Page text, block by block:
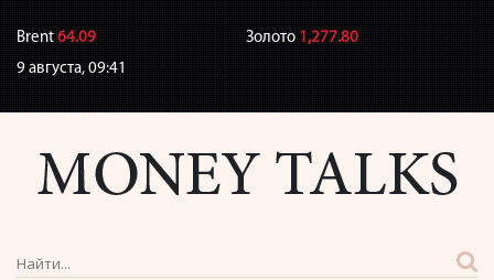
Brent64.09 Золото1,277.80
9 августа,09:41